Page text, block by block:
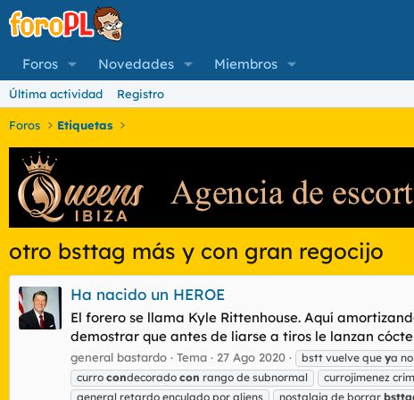
Foros Novedades Miembros
Última actividad Registro
Foros Etiquetas
otro bsttag más y con gran regocijo
Ha nacido un HEROE
El forero se llama Kyle Rittenhouse. Aquí
demostrar que antes de liarse a tiros le lanzan
general bastardo Tema 27 Ago 2020 bstt vuelve que ya
curro condecorado con rango de subnormal currojimenez
general retardo enculado por aliens
nostalgia de borrar